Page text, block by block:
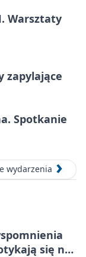
Warsztaty
zapylające
Spotkanie
wydarzenia
się na